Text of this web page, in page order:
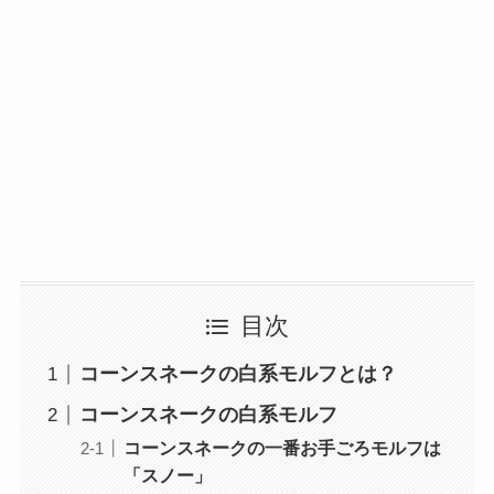
目次
コーンスネークの白系モルフとは？
コーンスネークの白系モルフ
コーンスネークの一番お手ごろモルフは
「スノー」